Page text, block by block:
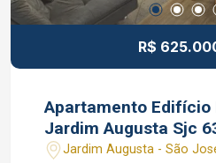
R$
Apartamento Edifício
Jardim Augusta Sjc
dormitórios 2 vagas
Jardim Augusta - São